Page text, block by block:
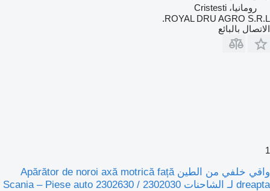
رومانيا، Cristesti
ROYAL DRU AGRO S.R.L.
الاتصال بالبائع
1
واقي خلفي من الطين Apărător de noroi axă motrică față
dreapta لـ الشاحنات Scania – Piese auto 2302630 / 2302030